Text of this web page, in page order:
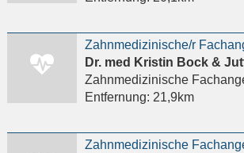
Zahnmedizinische
Entfernung: 21,9km
Zahnmedizinische